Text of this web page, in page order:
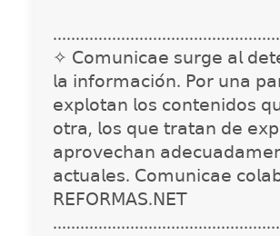
✧ 𝖢𝗈𝗆𝗎𝗇𝗂𝖼𝖺𝖾 𝗌𝗎𝗋𝗀𝖾 𝖺𝗅
𝗅𝖺 𝗂𝗇𝖿𝗈𝗋𝗆𝖺𝖼𝗂𝗈́𝗇. 𝖯𝗈𝗋 𝗎𝗇𝖺
𝖾𝗑𝗉𝗅𝗈𝗍𝖺𝗇 𝗅𝗈𝗌 𝖼𝗈𝗇𝗍𝖾𝗇𝗂𝖽𝗈𝗌
𝗈𝗍𝗋𝖺, 𝗅𝗈𝗌 𝗊𝗎𝖾 𝗍𝗋𝖺𝗍𝖺𝗇 𝖽𝖾
𝖺𝗉𝗋𝗈𝗏𝖾𝖼𝗁𝖺𝗇
𝖺𝖼𝗍𝗎𝖺𝗅𝖾𝗌. 𝖢𝗈𝗆𝗎𝗇𝗂𝖼𝖺𝖾
𝖱𝖤𝖥𝖮𝖱𝖬𝖠𝖲.𝖭𝖤𝖳